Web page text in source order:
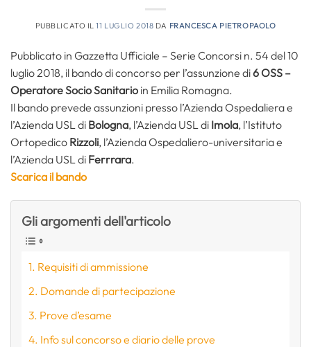
PUBBLICATO IL11 LUGLIO 2018 DA FRANCESCA PIETROPAOLO
Pubblicato in Gazzetta Ufficiale – Serie Concorsi n. 54 del 10
luglio 2018, il bando di concorso per l’assunzione di6 OSS –
Operatore Socio Sanitario in Emilia Romagna.
Il bando prevede assunzioni presso l’Azienda Ospedaliera e
l’Azienda USL di Bologna, l’Azienda USL di Imola, l’Istituto
Ortopedico Rizzoli, l’Azienda Ospedaliero-universitaria e
l’Azienda USL di Ferrrara.
Scarica il bando
Gli argomenti dell'articolo
Requisiti di ammissione
Domande di partecipazione
Prove d’esame
Info sul concorso e diario delle prove